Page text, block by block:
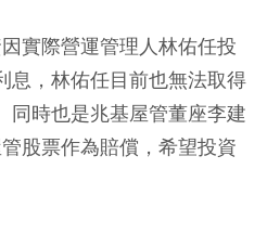
實際營運管理人林佑任投
息，林佑任目前也無法取得
同時也是兆基屋管董座李建
股票作為賠償，希望投資